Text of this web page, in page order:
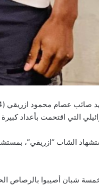
التي اقتحمت بأعداد
الشاب “ازريقي”،
شبان أصيبوا بالرصاص